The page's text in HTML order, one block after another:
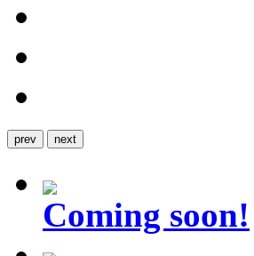
prev next
Coming soon!